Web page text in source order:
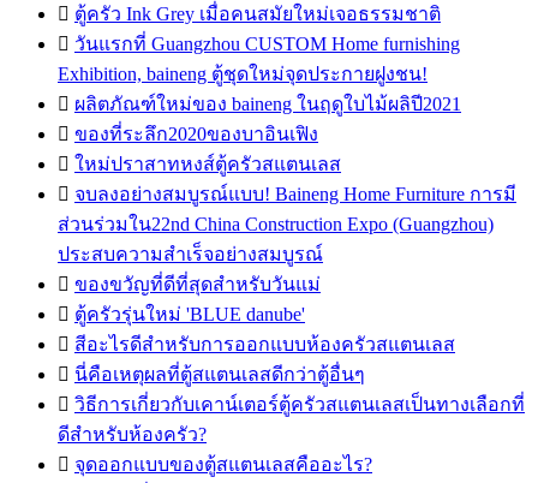
 ตู้ครัว Ink Grey เมื่อคนสมัยใหม่เจอธรรมชาติ
 วันแรกที่ Guangzhou CUSTOM Home furnishing
Exhibition, baineng ตู้ชุดใหม่จุดประกายฝูงชน!
 ผลิตภัณฑ์ใหม่ของ baineng ในฤดูใบไม้ผลิปี2021
 ของที่ระลึก2020ของบาอินเฟิง
 ใหม่ปราสาทหงส์ตู้ครัวสแตนเลส
 จบลงอย่างสมบูรณ์แบบ! Baineng Home Furniture การมี
ส่วนร่วมใน22nd China Construction Expo (Guangzhou)
ประสบความสำเร็จอย่างสมบูรณ์
 ของขวัญที่ดีที่สุดสำหรับวันแม่
 ตู้ครัวรุ่นใหม่ 'BLUE danube'
 สีอะไรดีสำหรับการออกแบบห้องครัวสแตนเลส
 นี่คือเหตุผลที่ตู้สแตนเลสดีกว่าตู้อื่นๆ
 วิธีการเกี่ยวกับเคาน์เตอร์ตู้ครัวสแตนเลสเป็นทางเลือกที่
ดีสำหรับห้องครัว?
 จุดออกแบบของตู้สแตนเลสคืออะไร?